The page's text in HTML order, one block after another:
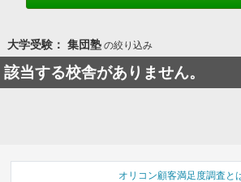
大学受験： 集団塾の絞り込み
該当する校舎がありません。
オリコン顧客満足度調査と